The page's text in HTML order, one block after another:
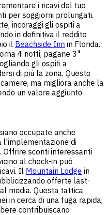
i ricavi del tuo
per soggiorni prolungati.
incoraggi gli ospiti a
in definitiva il reddito
il Beachside Inn in Florida.
4 notti, pagane 3"
gli ospiti a
di più la zona. Questo
ma migliora anche la
un valore aggiunto.
occupate anche
l'implementazione di
sconti interessanti
al check-in può
Il Mountain Lodge in
offerte last-
media. Questa tattica
in cerca di una fuga rapida,
contribuiscano